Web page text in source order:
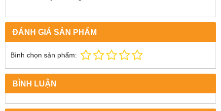
ĐÁNH GIÁ SẢN PHẨM
Bình chọn sản phẩm:
BÌNH LUẬN